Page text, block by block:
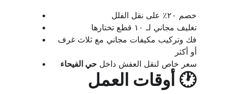
خصم ٢٠٪ على نقل الفلل
تغليف مجاني لـ ١٠ قطع تختارها
فك وتركيب مكيفات مجاني مع ثلاث غرف
أو أكثر
سعر خاص لنقل العفش داخل حي الفيحاء
🕐 أوقات العمل